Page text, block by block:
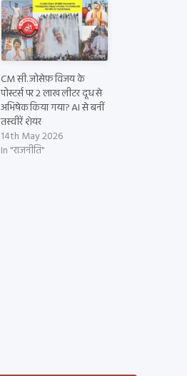
CM सी. जोसेफ़ विजय के
पोस्टर्स पर 2 लाख लीटर दूध से
अभिषेक किया गया? AI से बनीं
तस्वीरें शेयर
14th May 2026
In "राजनीति"